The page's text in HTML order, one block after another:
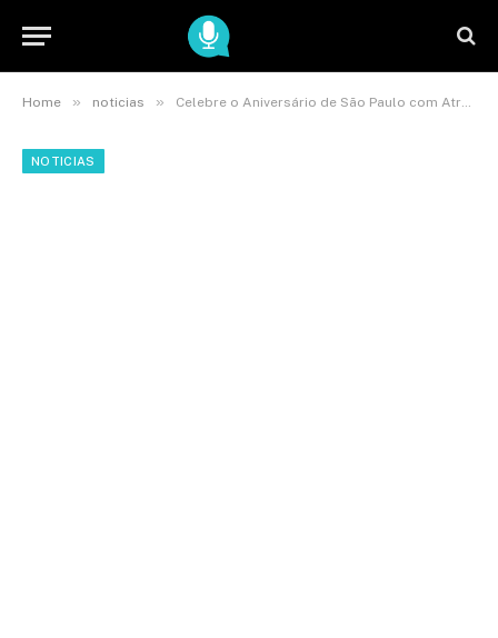
Home » noticias » Celebre o Aniversário de São Paulo com Atrações Gratuitas
NOTICIAS